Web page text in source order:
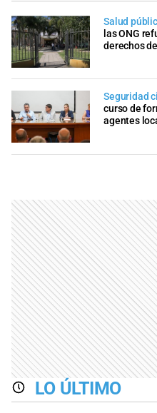
Salud
las ONG
derechos
Seguridad
curso de
agentes
LO ÚLTIMO